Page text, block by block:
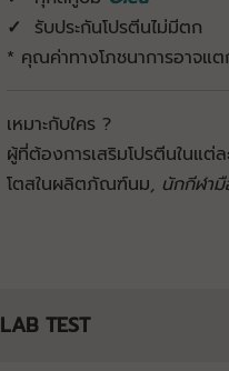
✓ รับประกันโปรตีนไม่มีตก
* คุณค่าทางโภชนาการอาจแ
เหมาะกับใคร ?
ผู้ที่ต้องการเสริมโปรตีนในแต่
โตสในผลิตภัณฑ์นม, นักกีฬามื
LAB TEST